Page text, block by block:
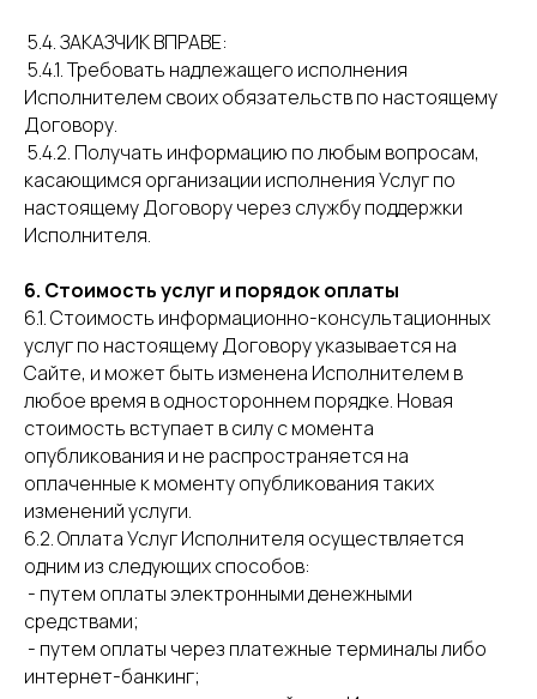
5.4. ЗАКАЗЧИК ВПРАВЕ:
5.4.1. Требовать надлежащего исполнения
Исполнителем своих обязательств по настоящему
Договору.
5.4.2. Получать информацию по любым вопросам,
касающимся организации исполнения Услуг по
настоящему Договору через службу поддержки
Исполнителя.
6. Стоимость услуг и порядок оплаты
6.1. Стоимость информационно-консультационных
услуг по настоящему Договору указывается на
Сайте, и может быть изменена Исполнителем в
любое время в одностороннем порядке. Новая
стоимость вступает в силу с момента
опубликования и не распространяется на
оплаченные к моменту опубликования таких
изменений услуги.
6.2. Оплата Услуг Исполнителя осуществляется
одним из следующих способов:
- путем оплаты электронными денежными
средствами;
- путем оплаты через платежные терминалы либо
интернет-банкинг;